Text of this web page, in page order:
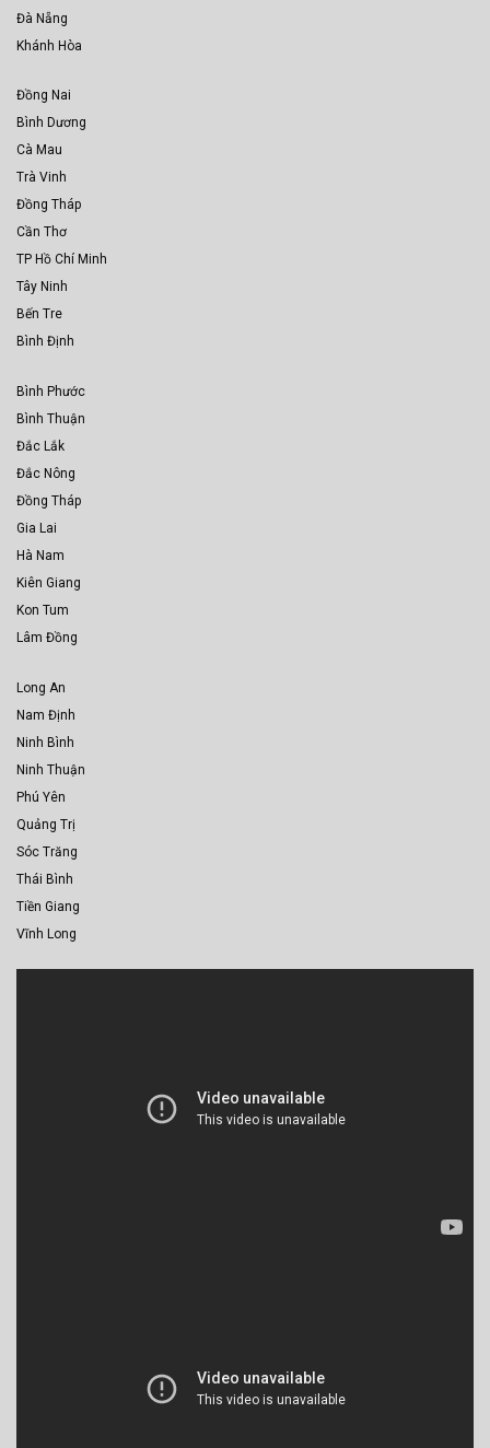
Đà Nẵng
Khánh Hòa
Đồng Nai
Bình Dương
Cà Mau
Trà Vinh
Đồng Tháp
Cần Thơ
TP Hồ Chí Minh
Tây Ninh
Bến Tre
Bình Định
Bình Phước
Bình Thuận
Đắc Lắk
Đắc Nông
Đồng Tháp
Gia Lai
Hà Nam
Kiên Giang
Kon Tum
Lâm Đồng
Long An
Nam Định
Ninh Bình
Ninh Thuận
Phú Yên
Quảng Trị
Sóc Trăng
Thái Bình
Tiền Giang
Vĩnh Long